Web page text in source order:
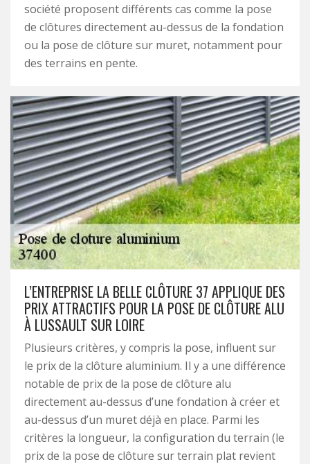
société proposent différents cas comme la pose
de clôtures directement au-dessus de la fondation
ou la pose de clôture sur muret, notamment pour
des terrains en pente.
L’ENTREPRISE LA BELLE CLÔTURE 37 APPLIQUE DES
PRIX ATTRACTIFS POUR LA POSE DE CLÔTURE ALU
À LUSSAULT SUR LOIRE
Plusieurs critères, y compris la pose, influent sur
le prix de la clôture aluminium. Il y a une différence
notable de prix de la pose de clôture alu
directement au-dessus d’une fondation à créer et
au-dessus d’un muret déjà en place. Parmi les
critères la longueur, la configuration du terrain (le
prix de la pose de clôture sur terrain plat revient